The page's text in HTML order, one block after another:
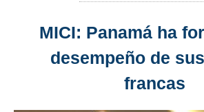
MICI: Panamá ha
desempeño de
francas